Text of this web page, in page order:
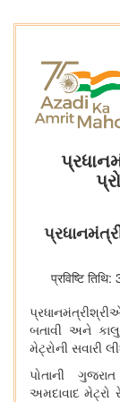
प्रविष्टि
પ્રધાનમંત્રીશ્રીએ
બતાવી અને
મેટ્રોની સવારી
પોતાની
અમદાવાદ મેટ્રો